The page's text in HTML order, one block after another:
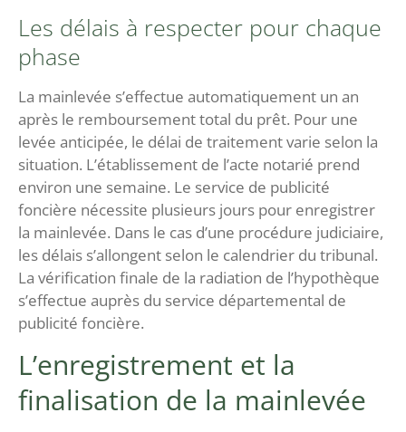
Les délais à respecter pour chaque
phase
La mainlevée s’effectue automatiquement un an
après le remboursement total du prêt. Pour une
levée anticipée, le délai de traitement varie selon la
situation. L’établissement de l’acte notarié prend
environ une semaine. Le service de publicité
foncière nécessite plusieurs jours pour enregistrer
la mainlevée. Dans le cas d’une procédure judiciaire,
les délais s’allongent selon le calendrier du tribunal.
La vérification finale de la radiation de l’hypothèque
s’effectue auprès du service départemental de
publicité foncière.
L’enregistrement et la
finalisation de la mainlevée